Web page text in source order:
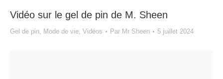
Vidéo sur le gel de pin de M. Sheen
Gel de pin, Mode de vie, Vidéos Par Mr Sheen 5 juillet 2024